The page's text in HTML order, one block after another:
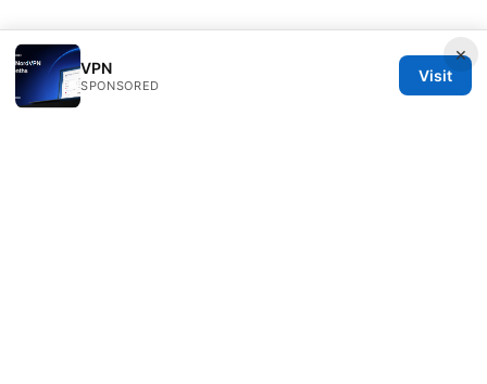
×
VPN
SPONSORED
Visit